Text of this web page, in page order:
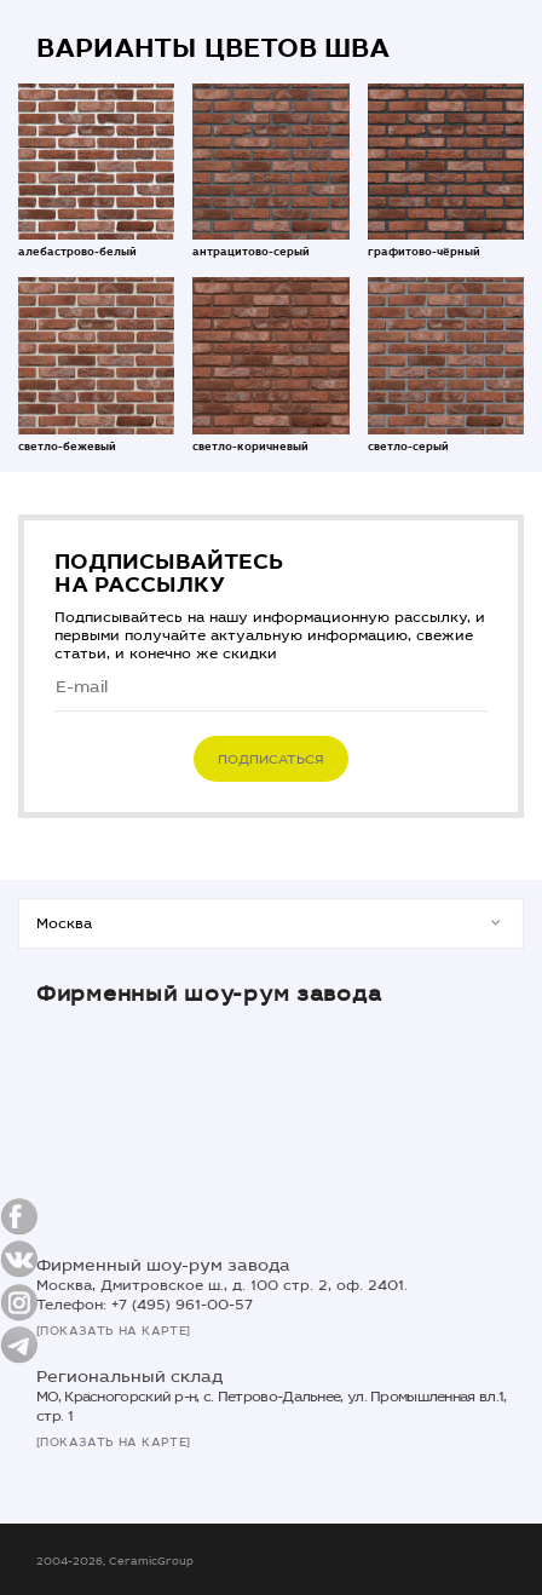
ВАРИАНТЫ ЦВЕТОВ ШВА
алебастрово-белый антрацитово-серый графитово-чёрный
светло-бежевый светло-коричневый светло-серый
ПОДПИСЫВАЙТЕСЬ
НА РАССЫЛКУ
Подписывайтесь на нашу информационную рассылку, и
первыми получайте актуальную информацию, свежие
статьи, и конечно же скидки
ПОДПИСАТЬСЯ
Фирменный шоу-рум завода
Фирменный шоу-рум завода
Москва, Дмитровское ш., д. 100 стр. 2, оф. 2401.
Телефон: +7 (495) 961-00-57
[ПОКАЗАТЬ НА КАРТЕ]
Региональный склад
МО, Красногорский р-н, с. Петрово-Дальнее, ул. Промышленная вл.1,
стр. 1
[ПОКАЗАТЬ НА КАРТЕ]
2004-2026, CeramicGroup